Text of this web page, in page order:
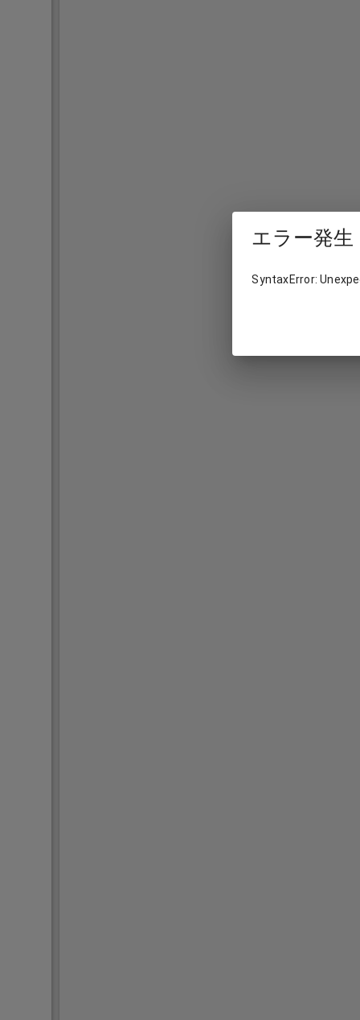
エラー発生
SyntaxError: